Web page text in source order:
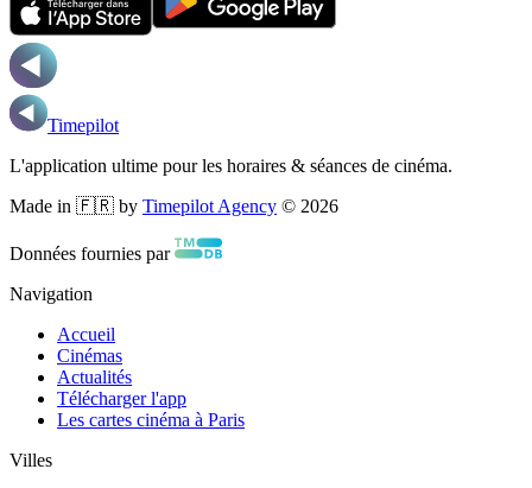
Timepilot
L'application ultime pour les horaires & séances de cinéma.
Made in 🇫🇷 by Timepilot Agency © 2026
Données fournies par
Navigation
Accueil
Cinémas
Actualités
Télécharger l'app
Les cartes cinéma à Paris
Villes